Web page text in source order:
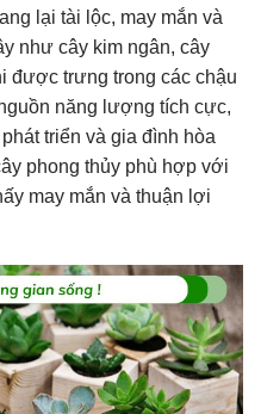
lại tài lộc, may mắn và
như cây kim ngân, cây
được trưng trong các chậu
năng lượng tích cực,
triển và gia đình hòa
phong thủy phù hợp với
may mắn và thuận lợi